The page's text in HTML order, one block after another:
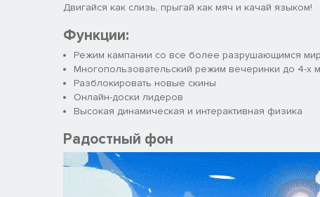
Двигайся как слизь, прыгай как мяч и качай языком!
Функции:
Режим кампании со все более разрушающимся
Многопользовательский режим вечеринки до 4-х
Разблокировать новые скины
Онлайн-доски лидеров
Высокая динамическая и интерактивная физика
Радостный фон